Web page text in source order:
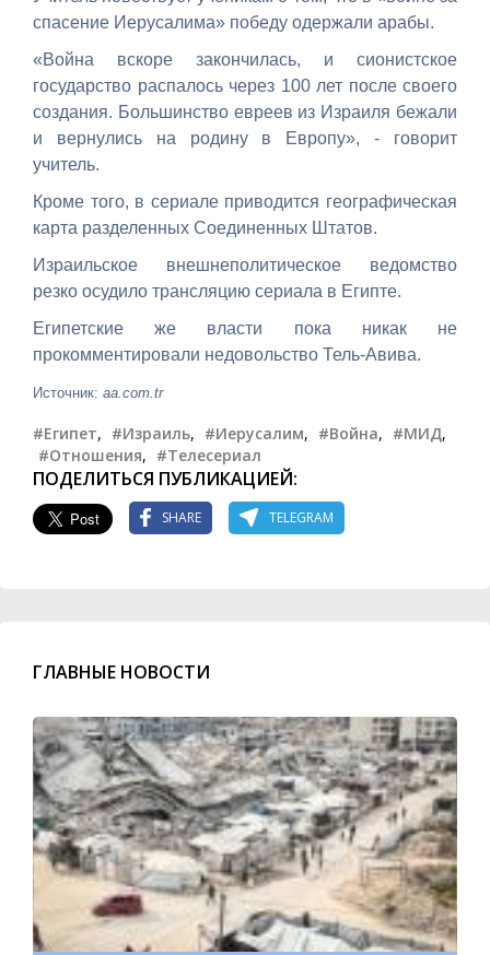
спасение Иерусалима» победу одержали арабы.
«Война вскоре закончилась, и сионистское
государство распалось через 100 лет после своего
создания. Большинство евреев из Израиля бежали
и вернулись на родину в Европу», - говорит
учитель.
Кроме того, в сериале приводится географическая
карта разделенных Соединенных Штатов.
Израильское внешнеполитическое ведомство
резко осудило трансляцию сериала в Египте.
Египетские же власти пока никак не
прокомментировали недовольство Тель-Авива.
Источник: aa.com.tr
#Египет, #Израиль, #Иерусалим, #Война, #МИД,
#Отношения, #Телесериал
ПОДЕЛИТЬСЯ ПУБЛИКАЦИЕЙ:
SHARE TELEGRAM
ГЛАВНЫЕ НОВОСТИ